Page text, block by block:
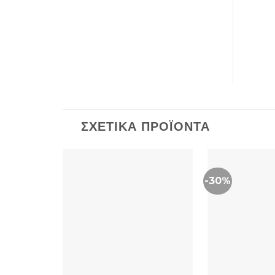
ΣΧΕΤΙΚΆ ΠΡΟΪΌΝΤΑ
-30%